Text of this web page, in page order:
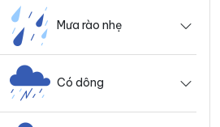
Mưa rào nhẹ
Có dông